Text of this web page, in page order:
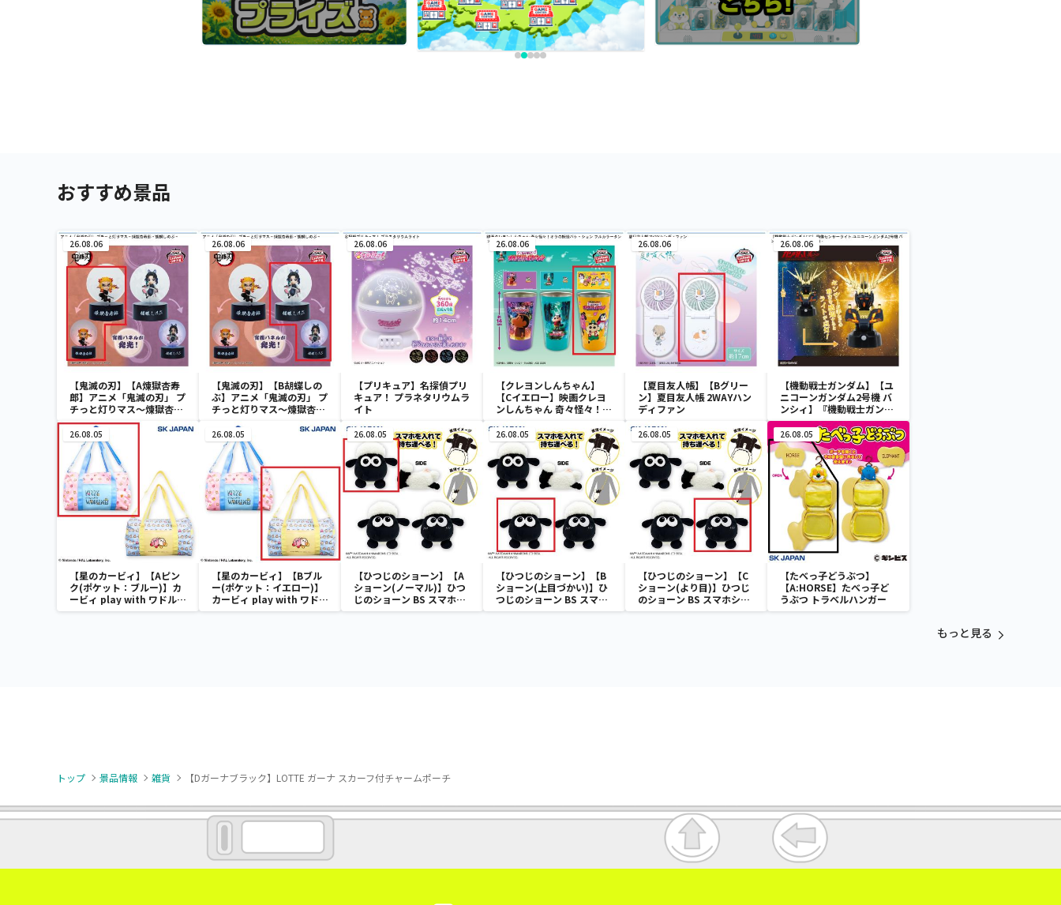
おすすめ景品
26.08.06
【鬼滅の刃】【A煉獄杏寿
郎】アニメ「鬼滅の刃」 プ
チっと灯りマス～煉獄杏寿
郎・胡蝶しのぶ～
26.08.06
【鬼滅の刃】【B胡蝶しの
ぶ】アニメ「鬼滅の刃」 プ
チっと灯りマス～煉獄杏寿
26.08.06
【プリキュア】名探偵プリ
キュア！ プラネタリウムラ
イト
26.08.06
【クレヨンしんちゃん】
【Cイエロー】映画クレヨ
ンしんちゃん 奇々怪々！オ
カラータンブラー
26.08.06
【夏目友人帳】【Bグリー
ン】夏目友人帳 2WAYハン
ディファン
26.08.06
【機動戦士ガンダム】【ユ
ニコーンガンダム2号機 バ
ンシィ】『機動戦士ガンダ
ムUC』 胸像センサーライ
ト-ユニコーンガンダム2号
機 バンシィ（デストロイモ
ード）-
26.08.05
【星のカービィ】【Aピン
ク(ポケット：ブルー)】カ
ービィ play with ワドルデ
ィ ボストンバッグ
26.08.05
【星のカービィ】【Bブル
ー(ポケット：イエロー)】
カービィ play with ワドル
ディ ボストンバッグ
26.08.05
【ひつじのショーン】【A
ショーン(ノーマル)】ひつ
じのショーン BS スマホシ
ョーンルダー
26.08.05
【ひつじのショーン】【B
ショーン(上目づかい)】ひ
つじのショーン BS スマホ
ショーンルダー
26.08.05
【ひつじのショーン】【C
ショーン(より目)】ひつじ
のショーン BS スマホショ
ーンルダー
26.08.05
【たべっ子どうぶつ】
【A:HORSE】たべっ子ど
うぶつ トラベルハンガー
もっと見る
トップ 景品情報 雑貨 【Dガーナブラック】LOTTE ガーナ スカーフ付チャームポーチ